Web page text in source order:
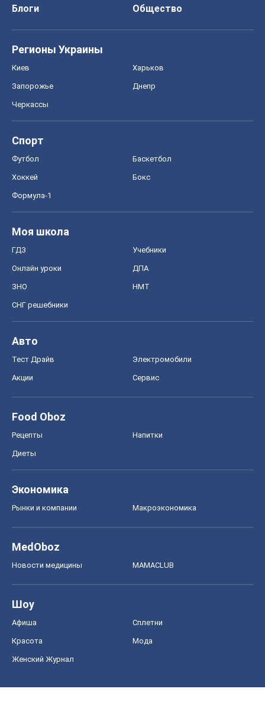
Блоги
Общество
Регионы Украины
Киев Харьков
Запорожье Днепр
Черкассы
Спорт
Футбол Баскетбол
Хоккей Бокс
Формула-1
Моя школа
ГДЗ Учебники
Онлайн уроки ДПА
ЗНО НМТ
СНГ решебники
Авто
Тест Драйв Электромобили
Акции Сервис
Food Oboz
Рецепты Напитки
Диеты
Экономика
Рынки и компании Mакроэкономика
MedOboz
Новости медицины MAMACLUB
Шоу
Афиша Сплетни
Красота Мода
Женский Журнал